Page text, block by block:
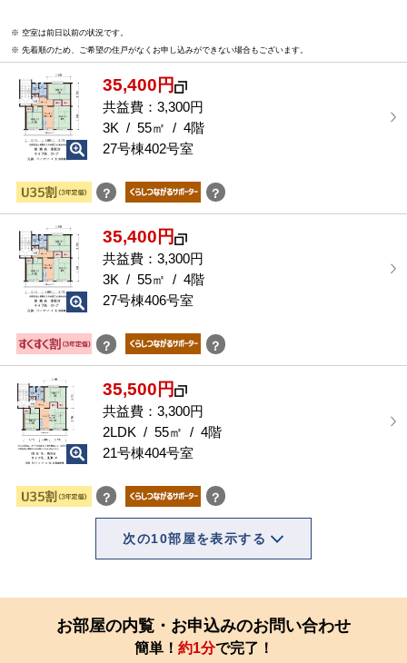
な
屋
を
選
す
※ 空室は前日以前の状況です。
※ 先着順のため、ご希望の住戸がなくお申し込みができない場合もございます。
35,400円
共益費：3,300円
3K / 55㎡ / 4階
27号棟402号室
？ ？
35,400円
共益費：3,300円
3K / 55㎡ / 4階
27号棟406号室
？ ？
35,500円
共益費：3,300円
2LDK / 55㎡ / 4階
21号棟404号室
？ ？
次の10部屋を表示する
お部屋の内覧・お申込みのお問い合わせ
簡単！ 約1分で完了！